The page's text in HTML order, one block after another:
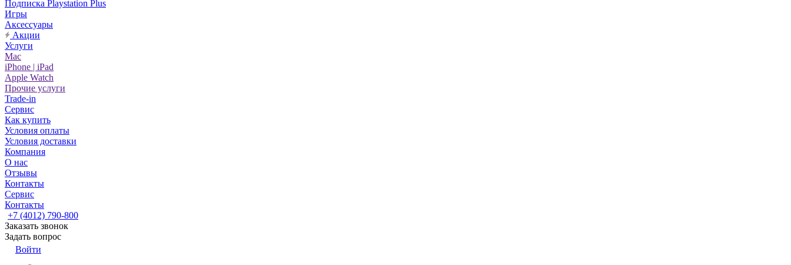
Подписка Playstation Plus
Игры
Аксессуары
Акции
Услуги
Mac
iPhone | iPad
Apple Watch
Прочие услуги
Trade-in
Сервис
Как купить
Условия оплаты
Условия доставки
Компания
О нас
Отзывы
Контакты
Сервис
Контакты
+7 (4012) 790-800
Заказать звонок
Задать вопрос
Войти